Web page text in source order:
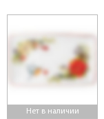
Нет в наличии